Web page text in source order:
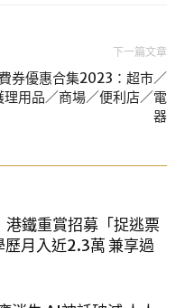
下一篇文章
券優惠合集2023：超市／
理用品／商場／便利店／電
器
港鐵重賞招募「捉逃票
月入近2.3萬 兼享過